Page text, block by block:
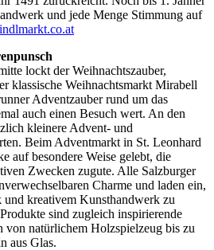
und jede Menge Stimmung auf
lockt der Weihnachtszauber,
klassische Weihnachtsmarkt Mirabell
Adventzauber rund um das
auch einen Besuch wert. An den
kleinere Advent- und
Beim Adventmarkt in St. Leonhard
auf besondere Weise gelebt, die
Zwecken zugute. Alle Salzburger
Charme und laden ein,
kreativem Kunsthandwerk zu
sind zugleich inspirierende
von natürlichem Holzspielzeug bis zu
aus Glas.